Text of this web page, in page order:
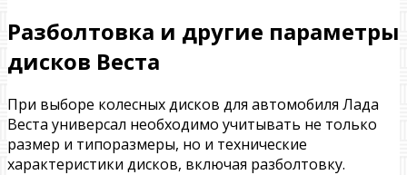
Разболтовка и другие параметры
дисков Веста
При выборе колесных дисков для автомобиля Лада
Веста универсал необходимо учитывать не только
размер и типоразмеры, но и технические
характеристики дисков, включая разболтовку.